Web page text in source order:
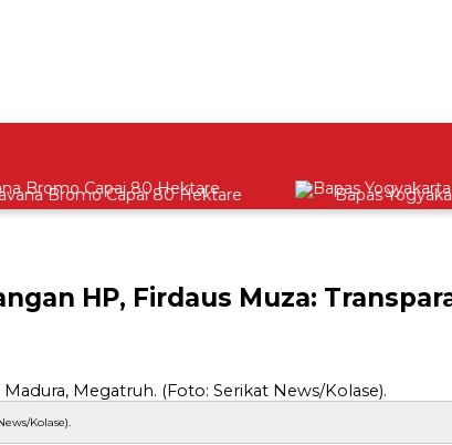
Bromo Capai 80 Hektare Bapas Yogyakarta
HP, Firdaus Muza:
Kolase).